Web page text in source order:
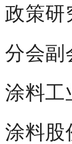
政策研
分会副
涂料工
涂料股